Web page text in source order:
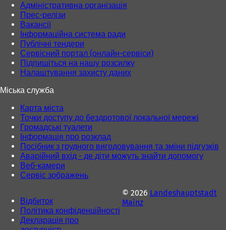
в
к
л
а
д
ц
і
)
Адміністративна організація
Прес-релізи
Вакансії
Інформаційна система ради
Публічні тендери
Сервісний портал (онлайн-сервіси)
Підпишіться на нашу розсилку
Налаштування захисту даних
Міська служба
Карта міста
Точки доступу до бездротової локальної мережі
Громадські туалети
Інформація про розклад
Посібник з грудного вигодовування та зміни підгузків
Аварійний вхід - де діти можуть знайти допомогу
Веб-камери
Сервіс зображень
Відбиток
Політика конфіденційності
Декларація про
© 2026 Landeshauptstadt
Mainz